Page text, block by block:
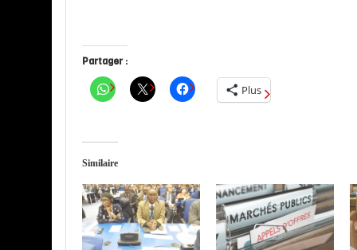
Partager :
Plus
Similaire